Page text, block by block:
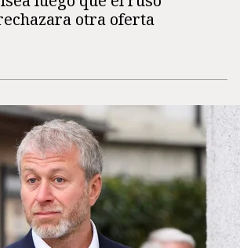
otra oferta